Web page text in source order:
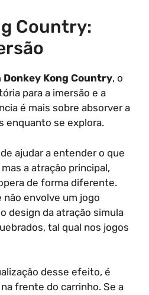
Country:
Donkey Kong Country, o
para a imersão e a
é mais sobre absorver a
enquanto se explora.
ajudar a entender o que
a atração principal,
de forma diferente.
não envolve um jogo
design da atração simula
tal qual nos jogos
desse efeito, é
frente do carrinho. Se a